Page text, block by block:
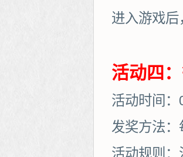
进入游戏后
活动四
活动时间
发奖方法：
活动规则